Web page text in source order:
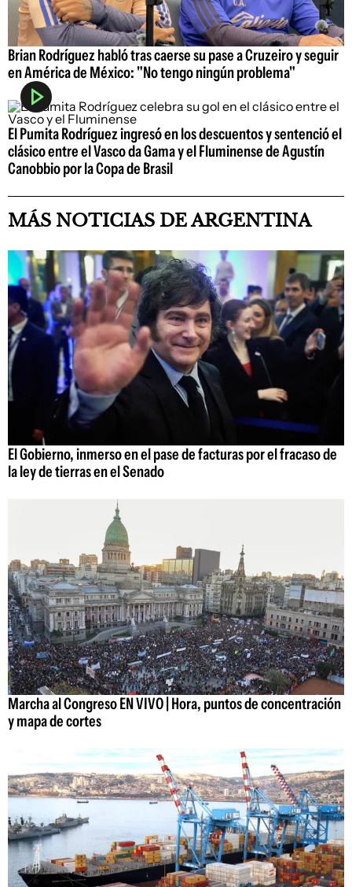
Brian Rodríguez habló tras caerse su pase a Cruzeiro y seguir
en América de México: "No tengo ningún problema"
El Pumita Rodríguez ingresó en los descuentos y sentenció el
clásico entre el Vasco da Gama y el Fluminense de Agustín
Canobbio por la Copa de Brasil
MÁS NOTICIAS DE ARGENTINA
El Gobierno, inmerso en el pase de facturas por el fracaso de
la ley de tierras en el Senado
Marcha al Congreso EN VIVO | Hora, puntos de concentración
y mapa de cortes